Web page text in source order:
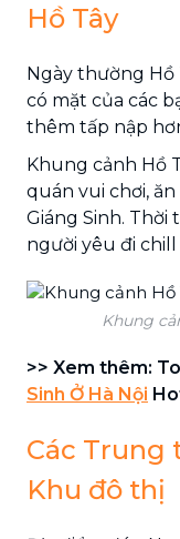
Hồ Tây
Ngày thường Hồ
có mặt của các
thêm tấp nập
Khung cảnh Hồ
quán vui chơi,
Giáng Sinh. Thời
người yêu đi
Khung
>> Xem thêm:
Sinh Ở Hà Nội
Các Trung
Khu đô thị